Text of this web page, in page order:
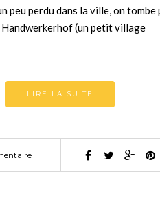
peu perdu dans la ville, on tombe
Handwerkerhof (un petit village
LIRE LA SUITE